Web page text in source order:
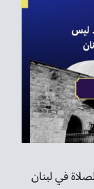
في لبنان